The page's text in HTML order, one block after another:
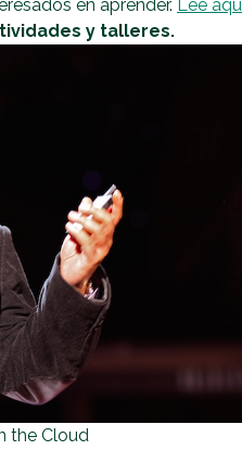
en aprender. Lee
y talleres.
the Cloud